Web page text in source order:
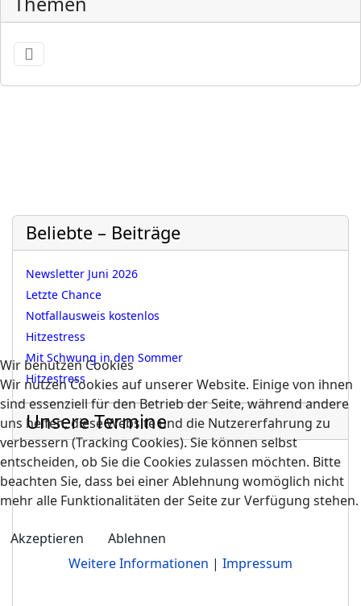
Beliebte – Beiträge
Newsletter Juni 2026
Letzte Chance
Notfallausweis kostenlos
Hitzestress
Mit Schwung in den Sommer
Hitzestress
Unsere Termine
Wir benutzen Cookies
Wir nutzen Cookies auf unserer Website. Einige von ihnen
sind essenziell für den Betrieb der Seite, während andere
uns helfen, diese Website und die Nutzererfahrung zu
verbessern (Tracking Cookies). Sie können selbst
entscheiden, ob Sie die Cookies zulassen möchten. Bitte
beachten Sie, dass bei einer Ablehnung womöglich nicht
mehr alle Funktionalitäten der Seite zur Verfügung stehen.
Akzeptieren
Ablehnen
Weitere Informationen | Impressum